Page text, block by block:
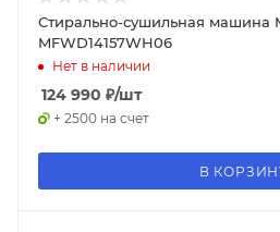
Стирально-сушильная машина
MFWD14157WH06
Нет в наличии
124 990 ₽/шт
+ 2500 на счет
В